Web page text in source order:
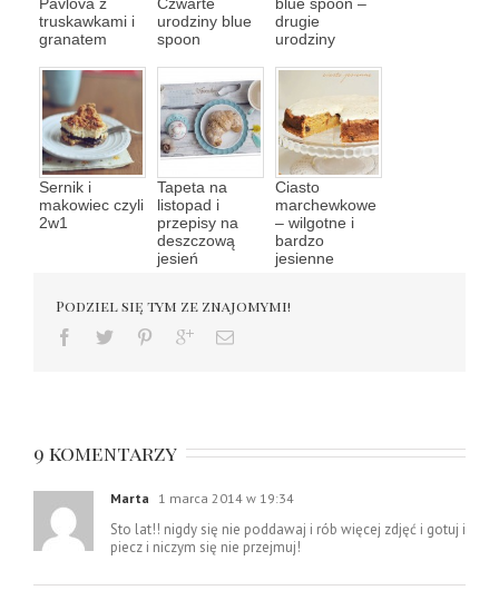
truskawkami i
granatem
urodziny blue
spoon
drugie
urodziny
Sernik i
makowiec czyli
2w1
Tapeta na
listopad i
przepisy na
deszczową
jesień
Ciasto
marchewkowe
– wilgotne i
bardzo
jesienne
Podziel się tym ze znajomymi!
9 komentarzy
Marta 1 marca 2014 w 19:34
Sto lat!! nigdy się nie poddawaj i rób więcej zdjęć i gotuj i
piecz i niczym się nie przejmuj!